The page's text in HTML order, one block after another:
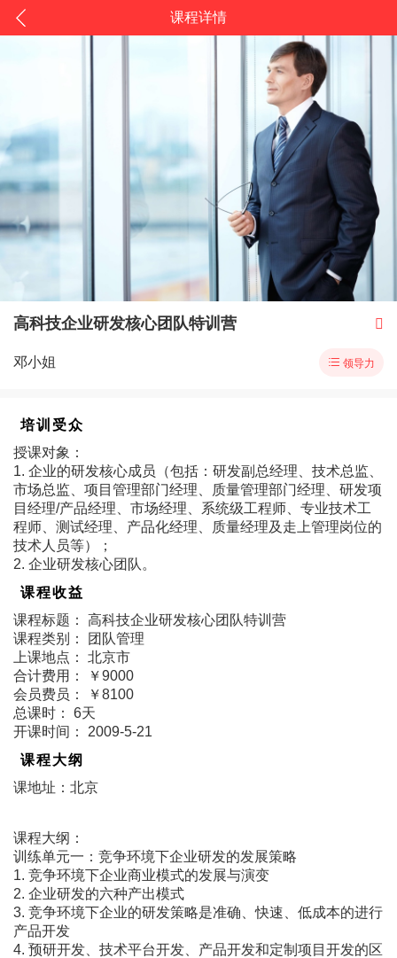
课程详情
高科技企业研发核心团队特训营 
邓小姐  领导力
培训受众
授课对象：
1. 企业的研发核心成员（包括：研发副总经理、技术总监、
市场总监、项目管理部门经理、质量管理部门经理、研发项
目经理/产品经理、市场经理、系统级工程师、专业技术工
程师、测试经理、产品化经理、质量经理及走上管理岗位的
技术人员等）；
2. 企业研发核心团队。
课程收益
课程标题： 高科技企业研发核心团队特训营
课程类别： 团队管理
上课地点： 北京市
合计费用： ￥9000
会员费员： ￥8100
总课时： 6天
开课时间： 2009-5-21
课程大纲
课地址：北京
课程大纲：
训练单元一：竞争环境下企业研发的发展策略
1. 竞争环境下企业商业模式的发展与演变
2. 企业研发的六种产出模式
3. 竞争环境下企业的研发策略是准确、快速、低成本的进行
产品开发
4. 预研开发、技术平台开发、产品开发和定制项目开发的区